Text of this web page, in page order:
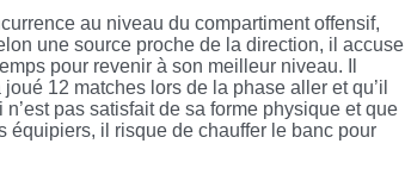
au niveau du compartiment offensif,
une source proche de la direction, il accuse
pour revenir à son meilleur niveau. Il
12 matches lors de la phase aller et qu’il
pas satisfait de sa forme physique et que
équipiers, il risque de chauffer le banc pour